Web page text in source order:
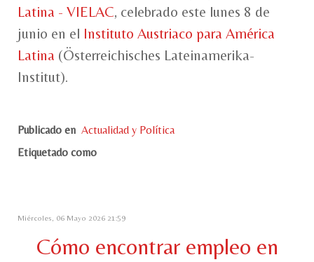
Latina - VIELAC, celebrado este lunes 8 de
junio en el Instituto Austriaco para América
Latina (Österreichisches Lateinamerika-
Institut).
Publicado en Actualidad y Política
Etiquetado como
Miércoles, 06 Mayo 2026 21:59
Cómo encontrar empleo en